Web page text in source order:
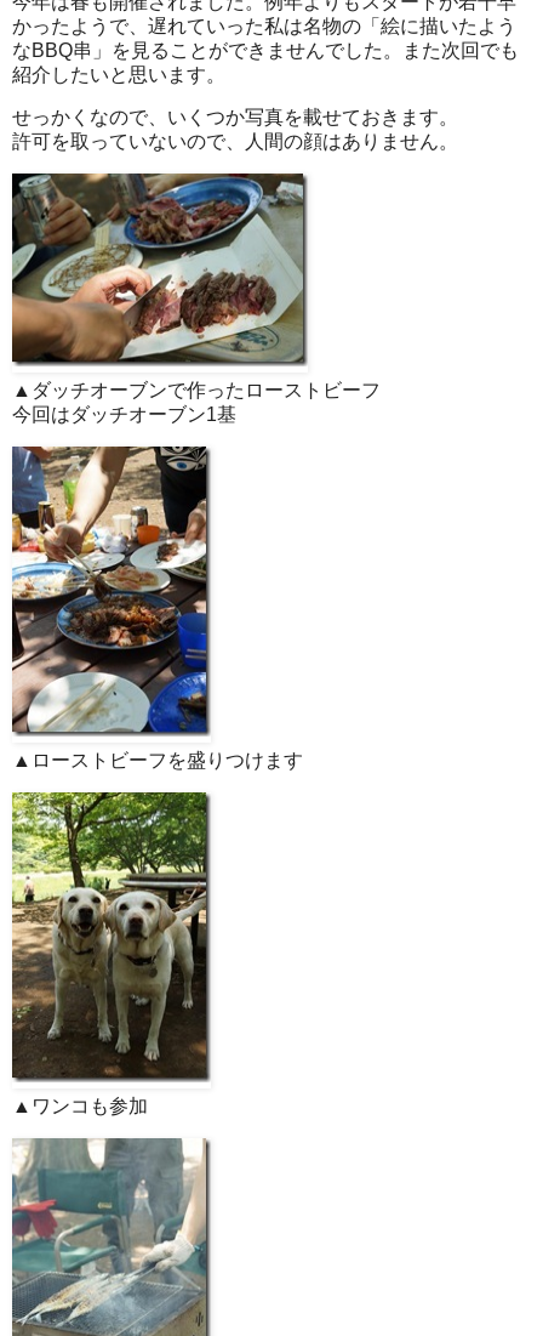
かったようで、遅れていった私は名物の「絵に描いたよう
なBBQ串」を見ることができませんでした。また次回でも
紹介したいと思います。
せっかくなので、いくつか写真を載せておきます。
許可を取っていないので、人間の顔はありません。
▲ダッチオーブンで作ったローストビーフ
今回はダッチオーブン1基
▲ローストビーフを盛りつけます
▲ワンコも参加